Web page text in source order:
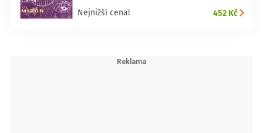
Nejnižší cena! 452 Kč